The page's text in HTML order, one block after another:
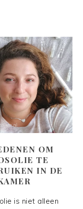
OM
TE
IN DE
is niet alleen